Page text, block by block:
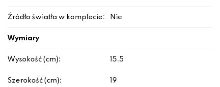
Źródło światła w komplecie: Nie
Wymiary
Wysokość (cm): 15.5
Szerokość (cm): 19